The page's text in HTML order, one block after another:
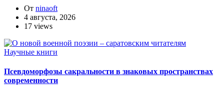
От ninaoft
4 августа, 2026
17 views
Научные книги
Псевдоморфозы сакральности в знаковых пространствах
современности